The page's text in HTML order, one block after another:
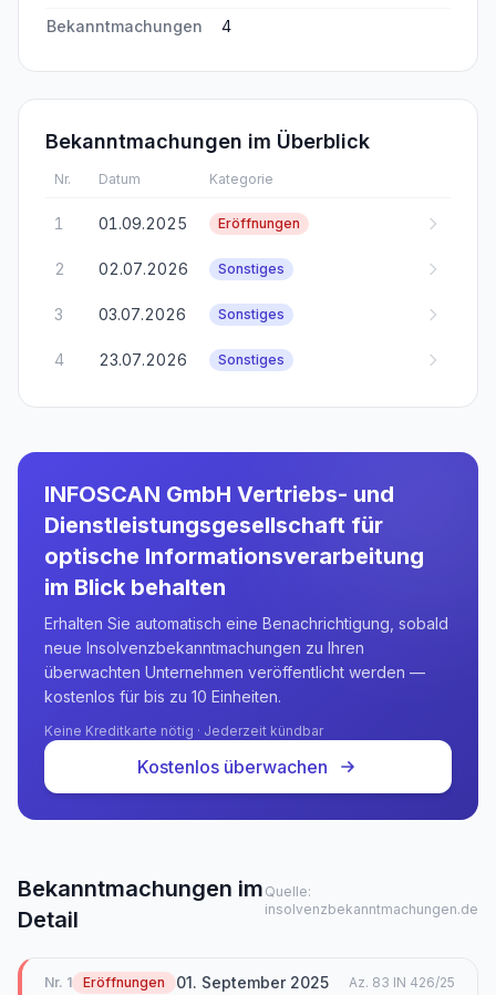
Bekanntmachungen
4
Bekanntmachungen im Überblick
Nr. Datum Kategorie
1 01.09.2025 Eröffnungen
2 02.07.2026 Sonstiges
3 03.07.2026 Sonstiges
4 23.07.2026 Sonstiges
INFOSCAN GmbH Vertriebs- und
Dienstleistungsgesellschaft für
optische Informationsverarbeitung
im Blick behalten
Erhalten Sie automatisch eine Benachrichtigung, sobald
neue Insolvenzbekanntmachungen zu Ihren
überwachten Unternehmen veröffentlicht werden —
kostenlos für bis zu 10 Einheiten.
Keine Kreditkarte nötig · Jederzeit kündbar
Kostenlos überwachen
Bekanntmachungen im
Detail
Quelle:
insolvenzbekanntmachungen.de
Nr. 1 Eröffnungen 01. September 2025 Az. 83 IN 426/25